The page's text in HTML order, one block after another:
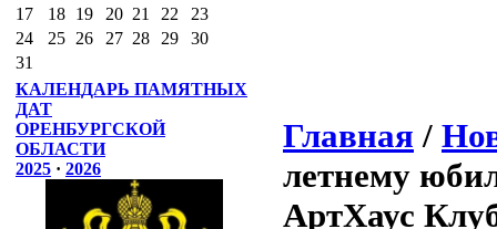
17
18 19 20 21 22
23
24
25 26 27 28 29
30
31
КАЛЕНДАРЬ ПАМЯТНЫХ
ДАТ
ОРЕНБУРГСКОЙ
ОБЛАСТИ
2025 · 2026
Главная /
летнему
АртХаус